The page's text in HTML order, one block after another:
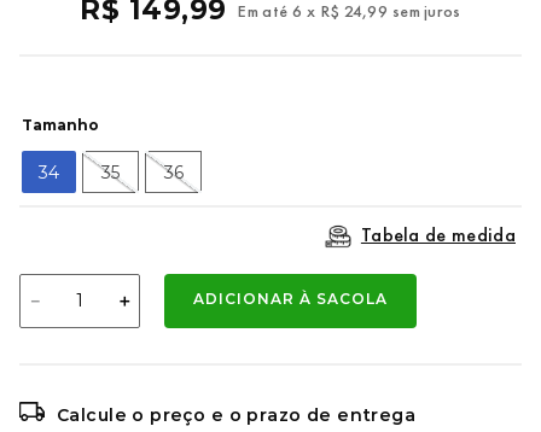
R$ 149,99 Em até 6 x R$ 24,99 sem juros
Tamanho
34 35 36
Tabela de medida
＋
－ ADICIONAR À SACOLA
Calcule o preço e o prazo de entrega
vans
10º kenner rakka